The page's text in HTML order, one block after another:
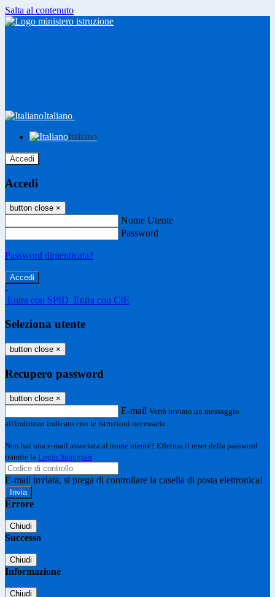
Salta al contenuto
Italiano
Italiano
Accedi
Accedi
button close ×
Nome Utente
Password
Password dimenticata?
-
Entra con SPID Entra con CIE
Seleziona utente
button close ×
Recupero password
button close ×
E-mail Verrà inviato un messaggio
all'indirizzo indicato con le istruzioni necessarie.
Non hai una e-mail associata al nome utente? Effettua il reset della password
tramite la Login Spaggiari
E-mail inviata, si prega di controllare la casella di posta elettronica!
Errore
Chiudi
Successo
Chiudi
Informazione
Chiudi